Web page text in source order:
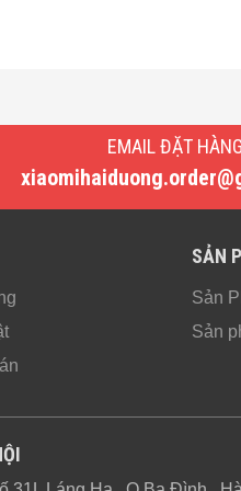
EMAIL ĐẶT HÀNG
SẢN
Sản
Sản